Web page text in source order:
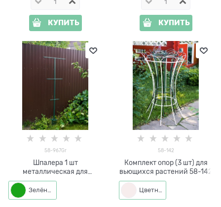
КУПИТЬ КУПИТЬ
58-967Gr
Шпалера 1 шт
металлическая для
винограда разборная 58-
967Gr
Зелёный
58-142
Комплект опор (3 шт) для
вьющихся растений 58-142
Цветная